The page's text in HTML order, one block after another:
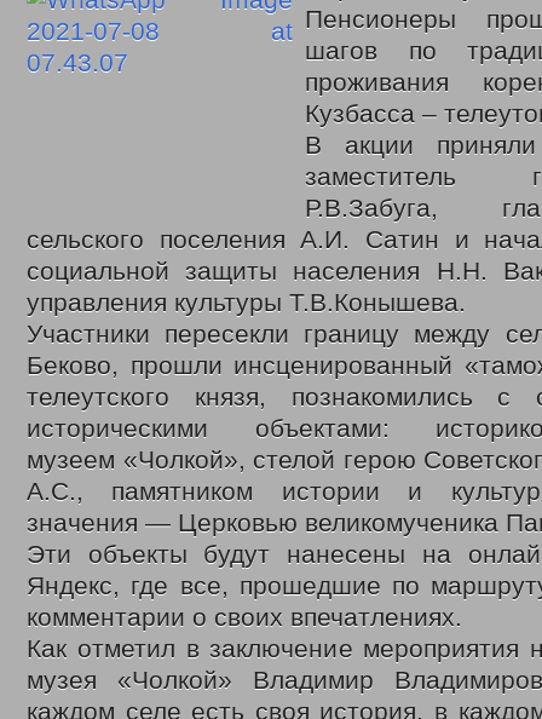
Пенсионеры
шагов по
проживания
Кузбасса –
В акции
заместитель
Р.В.Забуга,
сельского поселения А.И. Сатин и
социальной защиты населения Н.Н.
управления культуры Т.В.Конышева.
Участники пересекли границу между
Беково, прошли инсценированный
телеутского князя, познакомились
историческими объектами: историко-
музеем «Чолкой», стелой герою
А.С., памятником истории и
значения — Церковью великомученика
Эти объекты будут нанесены на
Яндекс, где все, прошедшие по
комментарии о своих впечатлениях.
Как отметил в заключение мероприятия
музея «Чолкой» Владимир
каждом селе есть своя история, в